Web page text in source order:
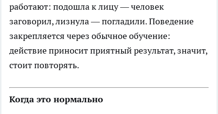
работают: подошла к лицу — человек
заговорил, лизнула — погладили. Поведение
закрепляется через обычное обучение:
действие приносит приятный результат, значит,
стоит повторять.
Когда это нормально